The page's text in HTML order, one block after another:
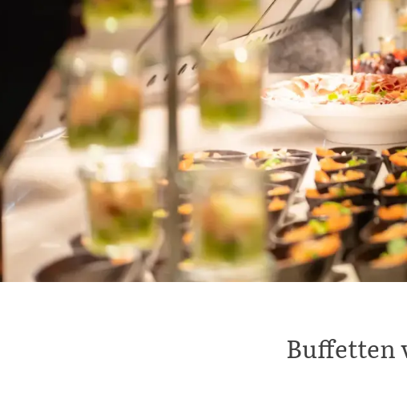
Buffetten